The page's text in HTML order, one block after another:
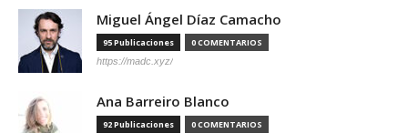
Miguel Ángel Díaz Camacho
95 Publicaciones 0 COMENTARIOS
https://madc.xyz/
Ana Barreiro Blanco
92 Publicaciones 0 COMENTARIOS